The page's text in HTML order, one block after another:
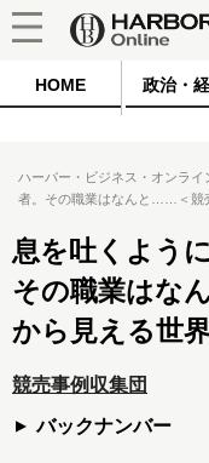
HOME 政治・
ハーバー・ビジネス・オンライ
者。その職業はなんと……＜競
息を吐くよう
その職業はな
から見える世
競売事例収集団
バックナンバー